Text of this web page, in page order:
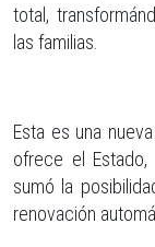
total,
las familias.
Esta es una
ofrece el
sumó la
renovación